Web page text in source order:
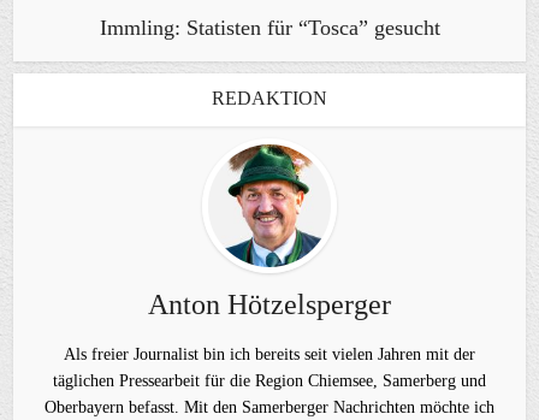
Immling: Statisten für “Tosca” gesucht
REDAKTION
Anton Hötzelsperger
Als freier Journalist bin ich bereits seit vielen Jahren mit der
täglichen Pressearbeit für die Region Chiemsee, Samerberg und
Oberbayern befasst. Mit den Samerberger Nachrichten möchte ich